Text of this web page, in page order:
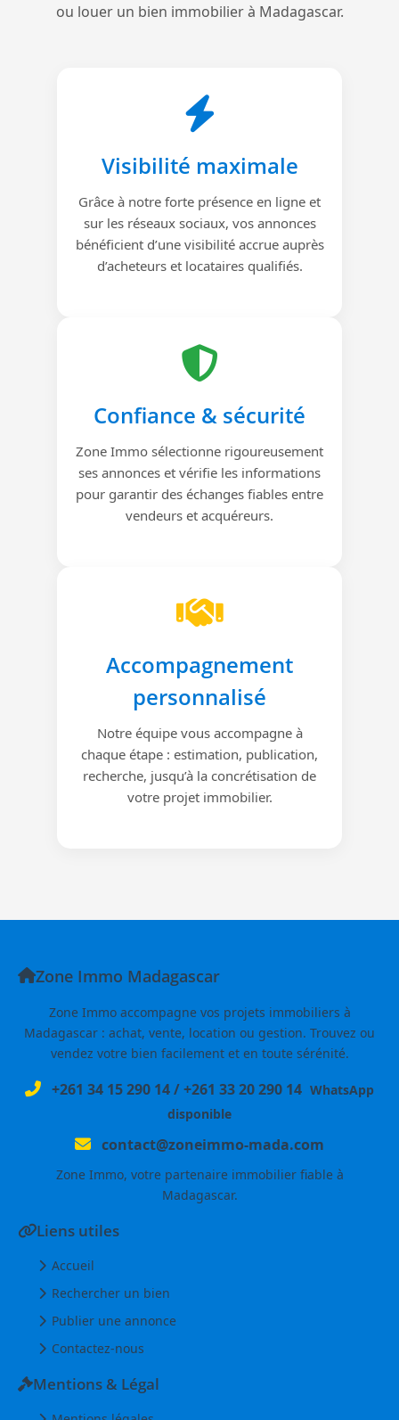
ou louer un bien immobilier à Madagascar.
Visibilité maximale
Grâce à notre forte présence en ligne et
sur les réseaux sociaux, vos annonces
bénéficient d’une visibilité accrue auprès
d’acheteurs et locataires qualifiés.
Confiance & sécurité
Zone Immo sélectionne rigoureusement
ses annonces et vérifie les informations
pour garantir des échanges fiables entre
vendeurs et acquéreurs.
Accompagnement
personnalisé
Notre équipe vous accompagne à
chaque étape : estimation, publication,
recherche, jusqu’à la concrétisation de
votre projet immobilier.
Zone Immo Madagascar
Zone Immo accompagne vos projets immobiliers à
Madagascar : achat, vente, location ou gestion. Trouvez ou
vendez votre bien facilement et en toute sérénité.
+261 34 15 290 14/+261 33 20 290 14 WhatsApp
disponible
contact@zoneimmo-mada.com
Zone Immo, votre partenaire immobilier fiable à
Madagascar.
Liens utiles
Accueil
Rechercher un bien
Publier une annonce
Contactez-nous
Mentions & Légal